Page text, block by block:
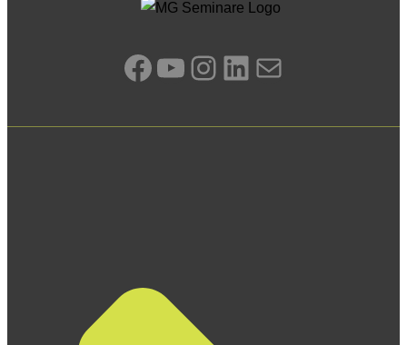
Facebook
YouTube
Instagram
LinkedIn
E-Mail